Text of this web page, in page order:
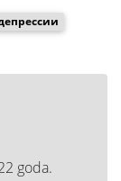
goda.